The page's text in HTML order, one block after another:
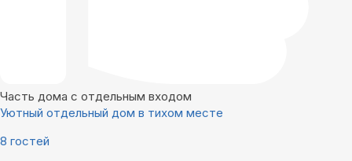
Часть дома с отдельным входом
Уютный отдельный дом в тихом месте
8 гостей